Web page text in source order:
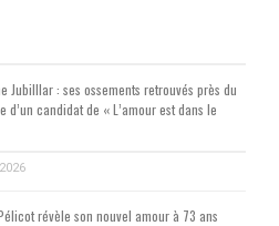
Jubilllar : ses ossements retrouvés près du
d’un candidat de « L’amour est dans le
révèle son nouvel amour à 73 ans